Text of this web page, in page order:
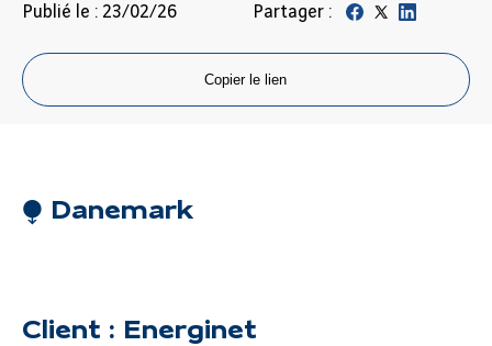
Publié le : 23/02/26 Partager :
Copier le lien
⧭ Danemark
Client : Energinet